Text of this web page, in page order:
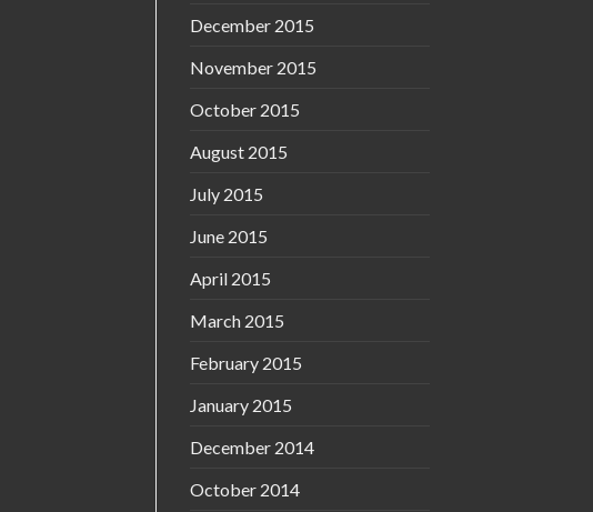
December 2015
November 2015
October 2015
August 2015
July 2015
June 2015
April 2015
March 2015
February 2015
January 2015
December 2014
October 2014